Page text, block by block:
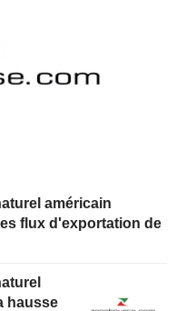
américain
flux d'exportation de
hausse